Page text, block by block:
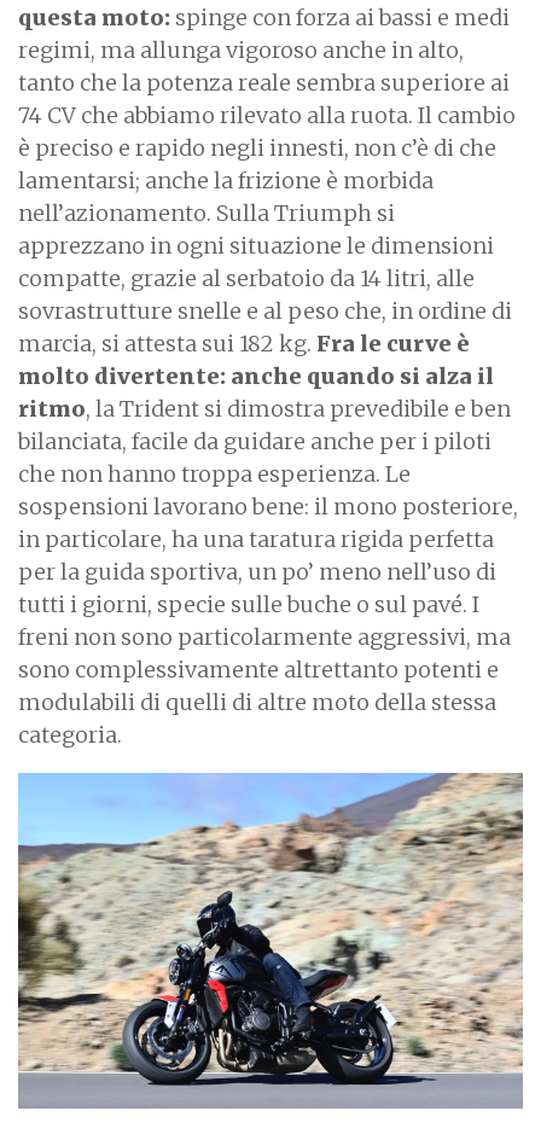
questa moto: spinge con forza ai bassi e medi
regimi, ma allunga vigoroso anche in alto,
tanto che la potenza reale sembra superiore ai
74 CV che abbiamo rilevato alla ruota. Il cambio
è preciso e rapido negli innesti, non c’è di che
lamentarsi; anche la frizione è morbida
nell’azionamento. Sulla Triumph si
apprezzano in ogni situazione le dimensioni
compatte, grazie al serbatoio da 14 litri, alle
sovrastrutture snelle e al peso che, in ordine di
marcia, si attesta sui 182 kg. Fra le curve è
molto divertente: anche quando si alza il
ritmo, la Trident si dimostra prevedibile e ben
bilanciata, facile da guidare anche per i piloti
che non hanno troppa esperienza. Le
sospensioni lavorano bene: il mono posteriore,
in particolare, ha una taratura rigida perfetta
per la guida sportiva, un po’ meno nell’uso di
tutti i giorni, specie sulle buche o sul pavé. I
freni non sono particolarmente aggressivi, ma
sono complessivamente altrettanto potenti e
modulabili di quelli di altre moto della stessa
categoria.